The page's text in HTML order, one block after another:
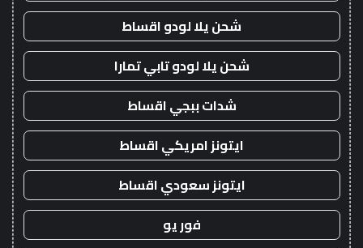
شحن يلا لودو اقساط
شحن يلا لودو تابي تمارا
شدات ببجي اقساط
ايتونز امريكي اقساط
ايتونز سعودي اقساط
فور يو